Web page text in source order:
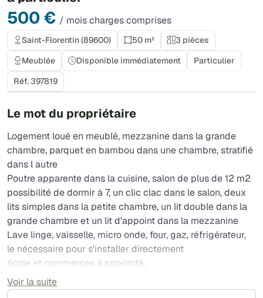
500 € / mois charges comprises
Saint-Florentin (89600) 50 m²
3 pièces
Meublée
Disponible immédiatement
Particulier
Réf. 397819
Le mot du propriétaire
Logement loué en meublé, mezzanine dans la grande
chambre, parquet en bambou dans une chambre, stratifié
dans l autre
Poutre apparente dans la cuisine, salon de plus de 12 m2
possibilité de dormir à 7, un clic clac dans le salon, deux
lits simples dans la petite chambre, un lit double dans la
grande chambre et un lit d'appoint dans la mezzanine
Lave linge, vaisselle, micro onde, four, gaz, réfrigérateur,
le nécessaire pour s'installer directement
école et commerces à proximité,
Prise usb
Jardin en commun
Voir la suite